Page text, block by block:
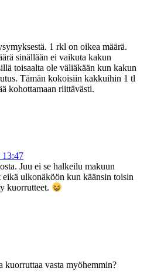
1 rkl on oikea määrä.
sinällään ei vaikuta kakun
toisaalta ole väliäkään kun kakun
Tämän kokoisiin kakkuihin 1 tl
kohottamaan riittävästi.
13:47
Juu ei se halkeilu makuun
eikä ulkonäköön kun käänsin toisin
kuorrutteet.
kuorruttaa vasta myöhemmin?